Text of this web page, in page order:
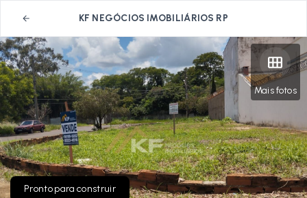
KF NEGÓCIOS IMOBILIÁRIOS RP
Mais fotos
Pronto para construir